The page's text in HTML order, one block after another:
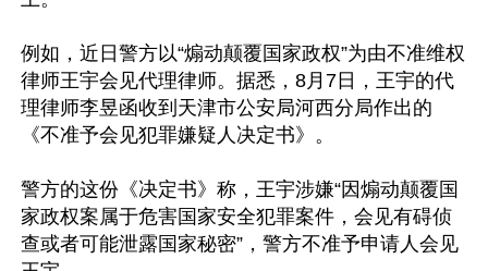
例如，近日警方以“煽动颠覆国家政权”为由不准维权
律师王宇会见代理律师。据悉，8月7日，王宇的代
理律师李昱函收到天津市公安局河西分局作出的
《不准予会见犯罪嫌疑人决定书》。
警方的这份《决定书》称，王宇涉嫌“因煽动颠覆国
家政权案属于危害国家安全犯罪案件，会见有碍侦
查或者可能泄露国家秘密”，警方不准予申请人会见